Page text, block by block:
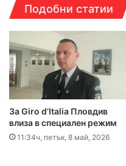
Подобни статии
За Giro d’Italia Пловдив
влиза в специален режим
11:34ч, петък, 8 май, 2026